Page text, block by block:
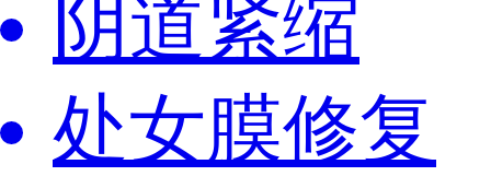
阴道紧缩
处女膜修复